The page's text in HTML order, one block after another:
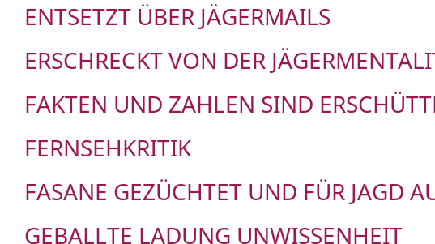
ENTSETZT ÜBER JÄGERMAILS
ERSCHRECKT VON DER
FAKTEN UND ZAHLEN SIND
FERNSEHKRITIK
FASANE GEZÜCHTET UND FÜR JAGD
GEBALLTE LADUNG UNWISSENHEIT